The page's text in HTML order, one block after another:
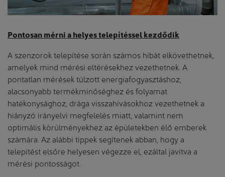
Pontosan mérni a helyes telepítéssel kezdődik
A szenzorok telepítése során számos hibát elkövethetnek,
amelyek mind mérési eltérésekhez vezethetnek. A
pontatlan mérések túlzott energiafogyasztáshoz,
alacsonyabb termékminőséghez és folyamat
hatékonysághoz, drága visszahívásokhoz vezethetnek a
hiányzó irányelvi megfelelés miatt, valamint nem
optimális körülményekhez az épületekben élő emberek
számára. Az alábbi tippek segítenek abban, hogy a
telepítést elsőre helyesen végezze el, ezáltal javítva a
mérési pontosságot.